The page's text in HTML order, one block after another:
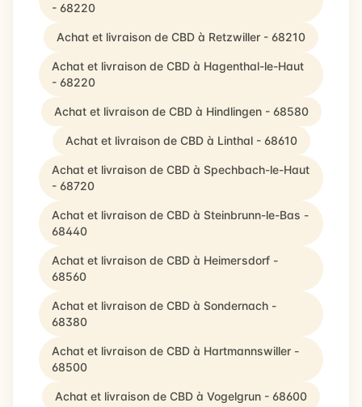
- 68220
Achat et livraison de CBD à Retzwiller - 68210
Achat et livraison de CBD à Hagenthal-le-Haut
- 68220
Achat et livraison de CBD à Hindlingen - 68580
Achat et livraison de CBD à Linthal - 68610
Achat et livraison de CBD à Spechbach-le-Haut
- 68720
Achat et livraison de CBD à Steinbrunn-le-Bas -
68440
Achat et livraison de CBD à Heimersdorf -
68560
Achat et livraison de CBD à Sondernach -
68380
Achat et livraison de CBD à Hartmannswiller -
68500
Achat et livraison de CBD à Vogelgrun - 68600